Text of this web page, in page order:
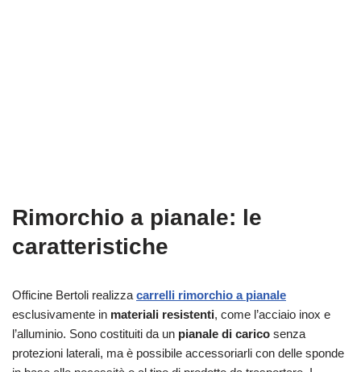
Rimorchio a pianale: le
caratteristiche
Officine Bertoli realizza carrelli rimorchio a pianale
esclusivamente in materiali resistenti, come l’acciaio inox e
l’alluminio. Sono costituiti da un pianale di carico senza
protezioni laterali, ma è possibile accessoriarli con delle sponde